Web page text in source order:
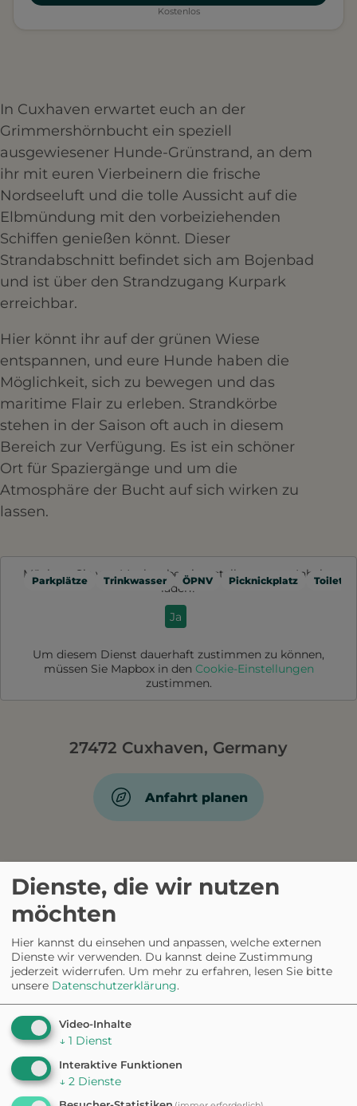
Kostenlos
In Cuxhaven erwartet euch an der
Grimmershörnbucht ein speziell
ausgewiesener Hunde-Grünstrand, an dem
ihr mit euren Vierbeinern die frische
Nordseeluft und die tolle Aussicht auf die
Elbmündung mit den vorbeiziehenden
Schiffen genießen könnt. Dieser
Strandabschnitt befindet sich am Bojenbad
und ist über den Strandzugang Kurpark
erreichbar.
Hier könnt ihr auf der grünen Wiese
entspannen, und eure Hunde haben die
Möglichkeit, sich zu bewegen und das
maritime Flair zu erleben. Strandkörbe
stehen in der Saison oft auch in diesem
Bereich zur Verfügung. Es ist ein schöner
Ort für Spaziergänge und um die
Atmosphäre der Bucht auf sich wirken zu
lassen.
Parkplätze Trinkwasser ÖPNV Picknickplatz
Möchten Sie von Mapbox
bereitgestellte externe Inhalte
laden?
Ja
Um diesem Dienst dauerhaft zustimmen zu können,
müssen Sie Mapboxin den Cookie-Einstellungen
zustimmen.
27472 Cuxhaven, Germany
Anfahrt planen
AUS DER COMMUNITY
1 Vierbeiner
hat erzählt.
4.0
2
1
Dienste, die wir nutzen
möchten
Hier kannst du einsehen und anpassen, welche externen
Dienste wir verwenden. Du kannst deine Zustimmung
jederzeit widerrufen. Um mehr zu erfahren, lesen Sie bitte
unsere Datenschutzerklärung.
Video-Inhalte
↓ 1 Dienst
Interaktive Funktionen
↓ 2 Dienste